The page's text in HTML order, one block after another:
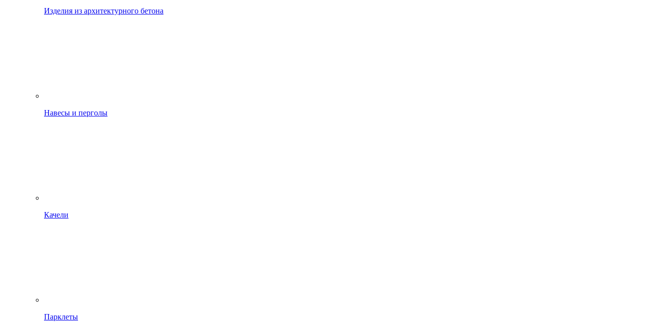
Изделия из архитектурного бетона
Навесы и перголы
Качели
Парклеты